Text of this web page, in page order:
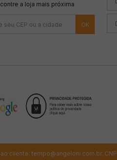
a loja mais próxima
cliente: tempo@angeloni.com.br.